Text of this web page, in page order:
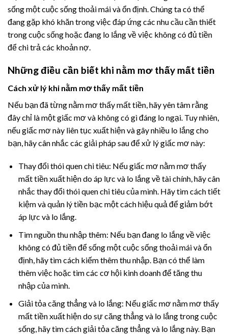
sống một cuộc sống thoải mái và ổn định. Chúng ta có thể
đang gặp khó khăn trong việc đáp ứng các nhu cầu cần thiết
trong cuộc sống hoặc đang lo lắng về việc không có đủ tiền
để chi trả các khoản nợ.
Những điều cần biết khi nằm mơ thấy mất tiền
Cách xử lý khi nằm mơ thấy mất tiền
Nếu bạn đã từng nằm mơ thấy mất tiền, hãy yên tâm rằng
đây chỉ là một giấc mơ và không có gì đáng lo ngại. Tuy nhiên,
nếu giấc mơ này liên tục xuất hiện và gây nhiều lo lắng cho
bạn, hãy cân nhắc các giải pháp sau để xử lý giấc mơ này:
Thay đổi thói quen chi tiêu: Nếu giấc mơ nằm mơ thấy
mất tiền xuất hiện do áp lực và lo lắng về tài chính, hãy cân
nhắc thay đổi thói quen chi tiêu của mình. Hãy tìm cách tiết
kiệm và quản lý tiền bạc một cách hiệu quả để giảm bớt
áp lực và lo lắng.
Tìm nguồn thu nhập thêm: Nếu bạn đang lo lắng về việc
không có đủ tiền để sống một cuộc sống thoải mái và ổn
định, hãy tìm cách kiếm thêm thu nhập. Bạn có thể làm
thêm việc hoặc tìm các cơ hội kinh doanh để tăng thu
nhập của mình.
Giải tỏa căng thẳng và lo lắng: Nếu giấc mơ nằm mơ thấy
mất tiền xuất hiện do sự căng thẳng và lo lắng trong cuộc
sống, hãy tìm cách giải tỏa căng thẳng và lo lắng này. Bạn